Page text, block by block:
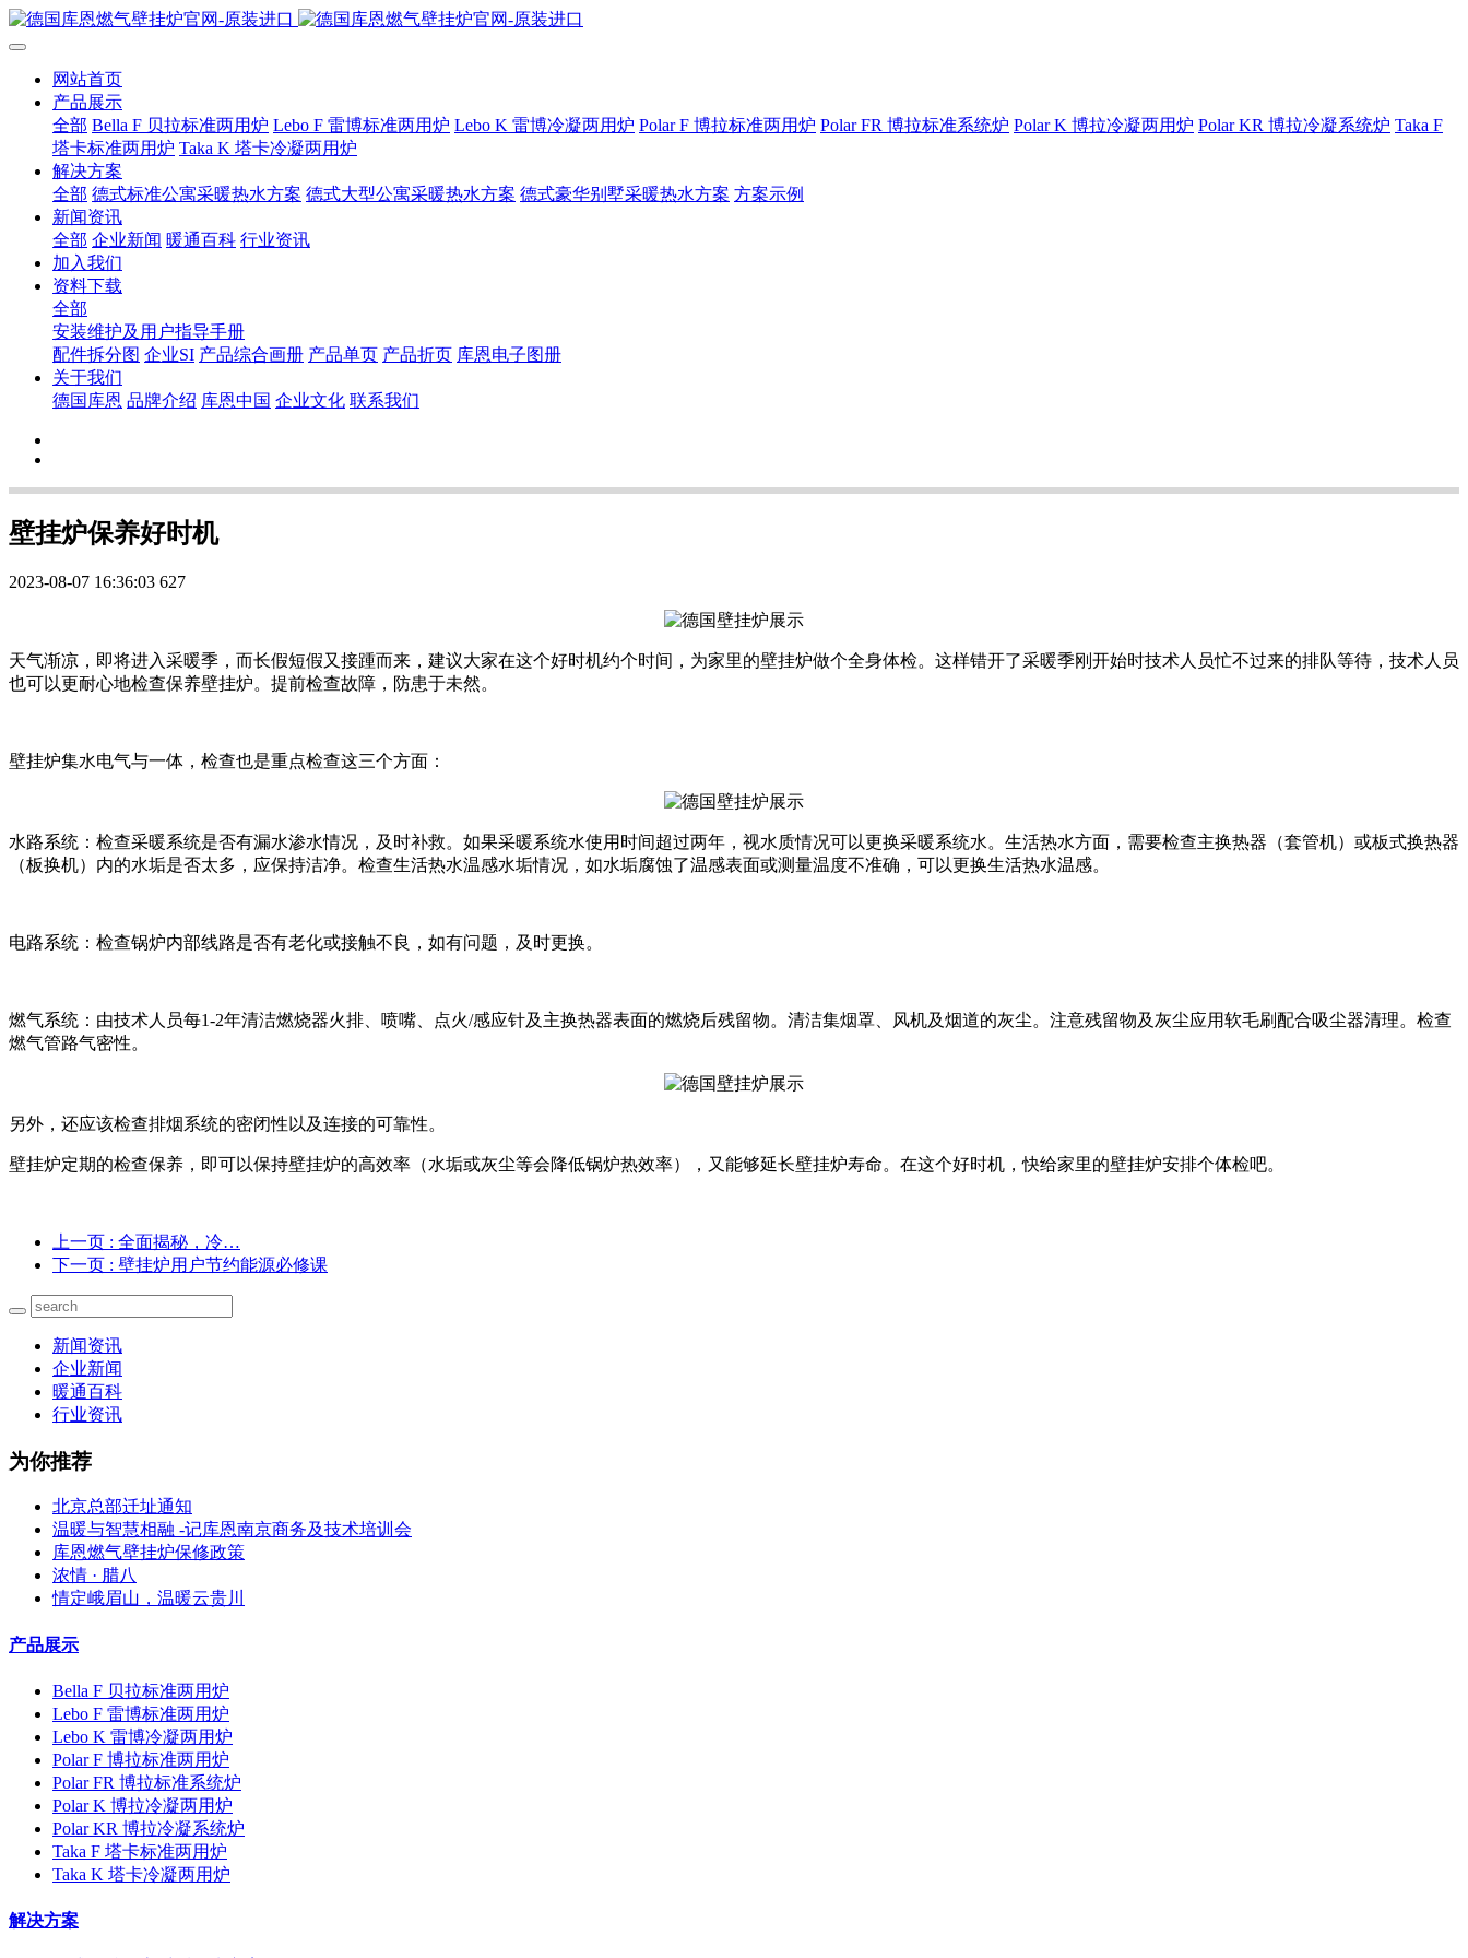
网站首页
产品展示
全部 Bella F 贝拉标准两用炉 Lebo F 雷博标准两用炉 Lebo K 雷博冷凝两用炉 Polar F 博拉标准两用炉 Polar FR 博拉标准系统炉 Polar K 博拉冷凝两用炉 Polar KR 博拉冷凝系统炉 Taka F
塔卡标准两用炉 Taka K 塔卡冷凝两用炉
解决方案
全部 德式标准公寓采暖热水方案 德式大型公寓采暖热水方案 德式豪华别墅采暖热水方案 方案示例
新闻资讯
全部 企业新闻 暖通百科 行业资讯
加入我们
资料下载
全部
安装维护及用户指导手册
配件拆分图 企业SI 产品综合画册 产品单页 产品折页 库恩电子图册
关于我们
德国库恩 品牌介绍 库恩中国 企业文化 联系我们
壁挂炉保养好时机
2023-08-07 16:36:03 627
天气渐凉，即将进入采暖季，而长假短假又接踵而来，建议大家在这个好时机约个时间，为家里的壁挂炉做个全身体检。这样错开了采暖季刚开始时技术人员忙不过来的排队等待，技术人员
也可以更耐心地检查保养壁挂炉。提前检查故障，防患于未然。
壁挂炉集水电气与一体，检查也是重点检查这三个方面：
水路系统：检查采暖系统是否有漏水渗水情况，及时补救。如果采暖系统水使用时间超过两年，视水质情况可以更换采暖系统水。生活热水方面，需要检查主换热器（套管机）或板式换热器
（板换机）内的水垢是否太多，应保持洁净。检查生活热水温感水垢情况，如水垢腐蚀了温感表面或测量温度不准确，可以更换生活热水温感。
电路系统：检查锅炉内部线路是否有老化或接触不良，如有问题，及时更换。
燃气系统：由技术人员每1-2年清洁燃烧器火排、喷嘴、点火/感应针及主换热器表面的燃烧后残留物。清洁集烟罩、风机及烟道的灰尘。注意残留物及灰尘应用软毛刷配合吸尘器清理。检查
燃气管路气密性。
另外，还应该检查排烟系统的密闭性以及连接的可靠性。
壁挂炉定期的检查保养，即可以保持壁挂炉的高效率（水垢或灰尘等会降低锅炉热效率），又能够延长壁挂炉寿命。在这个好时机，快给家里的壁挂炉安排个体检吧。
上一页 : 全面揭秘，冷…
下一页 : 壁挂炉用户节约能源必修课
新闻资讯
企业新闻
暖通百科
行业资讯
为你推荐
北京总部迁址通知
温暖与智慧相融 -记库恩南京商务及技术培训会
库恩燃气壁挂炉保修政策
浓情 · 腊八
情定峨眉山，温暖云贵川
产品展示
Bella F 贝拉标准两用炉
Lebo F 雷博标准两用炉
Lebo K 雷博冷凝两用炉
Polar F 博拉标准两用炉
Polar FR 博拉标准系统炉
Polar K 博拉冷凝两用炉
Polar KR 博拉冷凝系统炉
Taka F 塔卡标准两用炉
Taka K 塔卡冷凝两用炉
解决方案